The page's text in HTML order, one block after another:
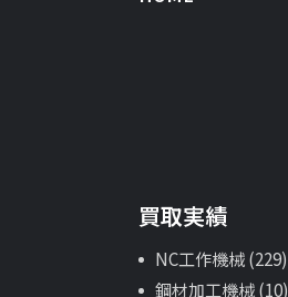
買取実績
NC工作機械 (229)
鋼材加工機械 (10)